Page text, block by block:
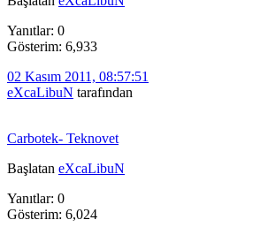
Yanıtlar: 0
Gösterim: 6,933
02 Kasım 2011, 08:57:51
eXcaLibuN tarafından
Carbotek- Teknovet
Başlatan eXcaLibuN
Yanıtlar: 0
Gösterim: 6,024